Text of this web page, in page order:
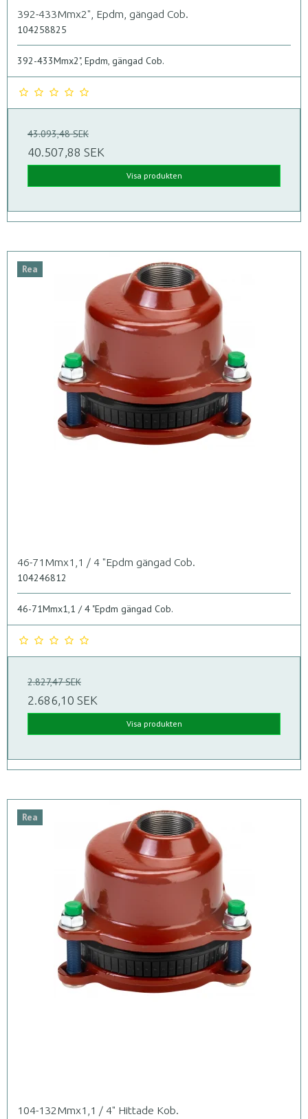
392-433Mmx2", Epdm, gängad Cob.
104258825
392-433Mmx2", Epdm, gängad Cob.
43.093,48 SEK
40.507,88 SEK
Visa produkten
Rea
46-71Mmx1,1 / 4 "Epdm gängad Cob.
104246812
46-71Mmx1,1 / 4 "Epdm gängad Cob.
2.827,47 SEK
2.686,10 SEK
Visa produkten
Rea
104-132Mmx1,1 / 4" Hittade Kob.